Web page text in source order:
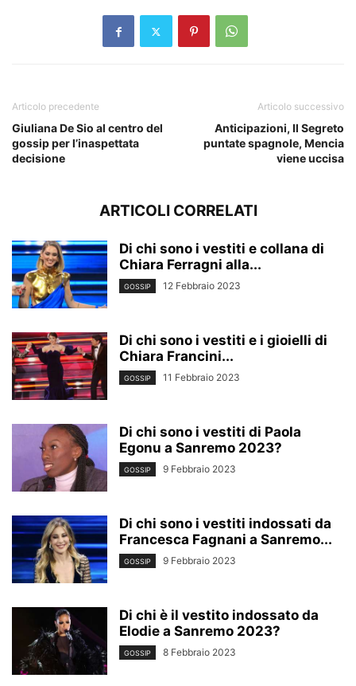
Articolo precedente
Giuliana De Sio al centro del
gossip per l’inaspettata
decisione
Articolo successivo
Anticipazioni, Il Segreto
puntate spagnole, Mencia
viene uccisa
ARTICOLI CORRELATI
Di chi sono i vestiti e collana di
Chiara Ferragni alla...
GOSSIP 12 Febbraio 2023
Di chi sono i vestiti e i gioielli di
Chiara Francini...
GOSSIP 11 Febbraio 2023
Di chi sono i vestiti di Paola
Egonu a Sanremo 2023?
GOSSIP 9 Febbraio 2023
Di chi sono i vestiti indossati da
Francesca Fagnani a Sanremo...
GOSSIP 9 Febbraio 2023
Di chi è il vestito indossato da
Elodie a Sanremo 2023?
GOSSIP 8 Febbraio 2023